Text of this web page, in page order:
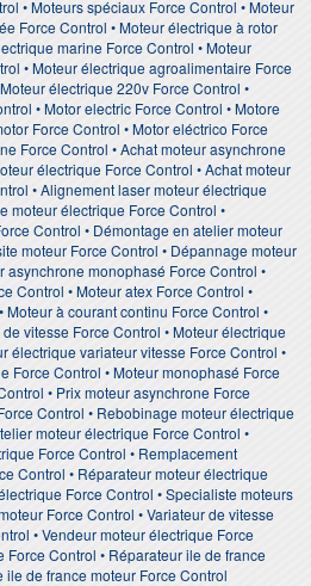
• Moteurs spéciaux Force Control • Moteur
Force Control • Moteur électrique à rotor
marine Force Control • Moteur
• Moteur électrique agroalimentaire Force
électrique 220v Force Control •
• Motor electric Force Control • Motore
Force Control • Motor eléctrico Force
Force Control • Achat moteur asynchrone
électrique Force Control • Achat moteur
• Alignement laser moteur électrique
moteur électrique Force Control •
Control • Démontage en atelier moteur
moteur Force Control • Dépannage moteur
asynchrone monophasé Force Control •
Control • Moteur atex Force Control •
à courant continu Force Control •
vitesse Force Control • Moteur électrique
électrique variateur vitesse Force Control •
Force Control • Moteur monophasé Force
• Prix moteur asynchrone Force
Control • Rebobinage moteur électrique
moteur électrique Force Control •
Force Control • Remplacement
Control • Réparateur moteur électrique
Force Control • Specialiste moteurs
Force Control • Variateur de vitesse
• Vendeur moteur électrique Force
Force Control • Réparateur ile de france
de france moteur Force Control